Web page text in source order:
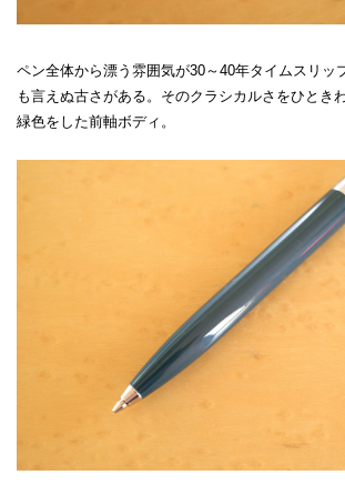
ペン全体から漂う雰囲気が30～40年タイムスリッ
も言えぬ古さがある。そのクラシカルさをひとき
緑色をした前軸ボディ。